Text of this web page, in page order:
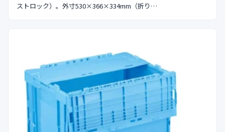
ストロック）。外寸530×366×334mm（折り…